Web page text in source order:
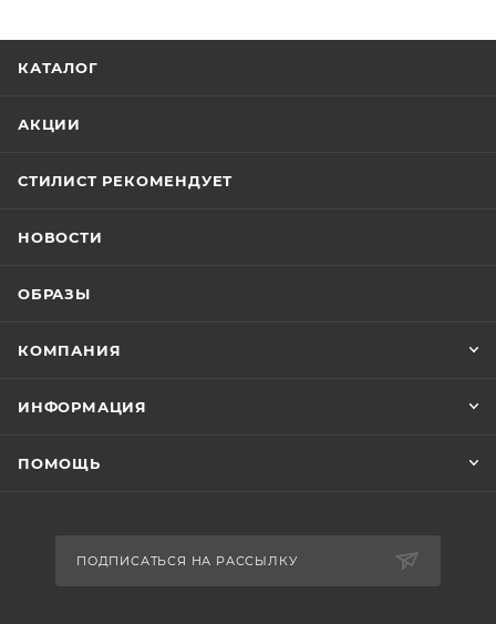
КАТАЛОГ
АКЦИИ
СТИЛИСТ РЕКОМЕНДУЕТ
НОВОСТИ
ОБРАЗЫ
КОМПАНИЯ
ИНФОРМАЦИЯ
ПОМОЩЬ
ПОДПИСАТЬСЯ НА РАССЫЛКУ